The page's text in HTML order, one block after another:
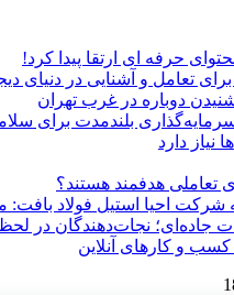
حرفه ای ارتقا پیدا کرد!
تعامل و آشنایی در دنیای
دوباره در غرب تهران
سرمایه‌گذاری بلندمدت برای
تعاملی هدفمند هستند؟
شرکت احیا استیل فولاد
جاده‌ای؛ نجات‌دهندگان در
کسب‌ و کارهای آنلاین